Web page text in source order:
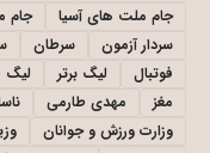
جام ملت های آسیا
جام
سردار آزمون
سرطان
فوتبال
لیگ برتر لیگ
مغز
مهدی طارمی
وزارت ورزش و جوانان